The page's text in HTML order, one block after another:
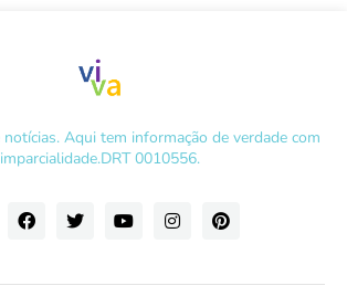
Aqui tem informação de verdade com
imparcialidade.DRT 0010556.